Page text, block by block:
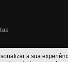
a sua